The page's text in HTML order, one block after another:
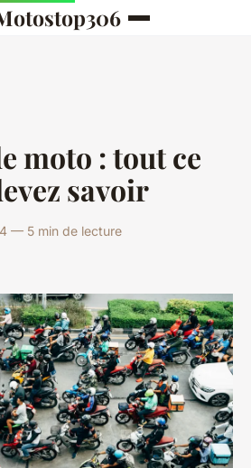
moto : tout ce
savoir
— 5 min de lecture